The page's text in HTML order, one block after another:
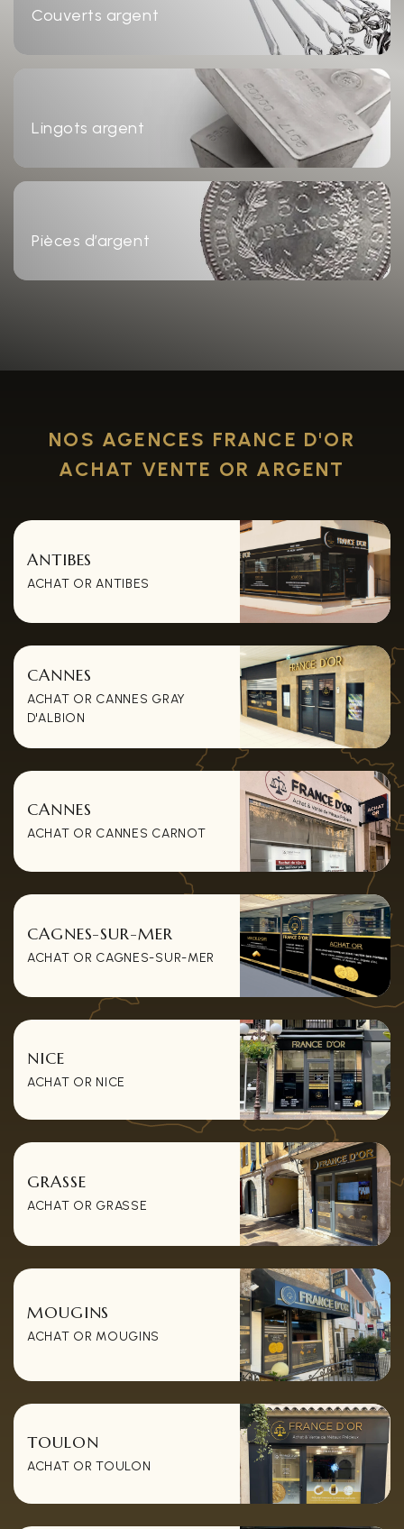
Couverts argent
Lingots argent
Pièces d’argent
NOS AGENCES FRANCE D'OR
ACHAT VENTE OR ARGENT
ANTIBES
ACHAT OR ANTIBES
CANNES
ACHAT OR CANNES GRAY
D'ALBION
CANNES
ACHAT OR CANNES CARNOT
CAGNES-SUR-MER
ACHAT OR CAGNES-SUR-MER
NICE
ACHAT OR NICE
GRASSE
ACHAT OR GRASSE
MOUGINS
ACHAT OR MOUGINS
TOULON
ACHAT OR TOULON